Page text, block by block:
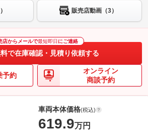
販売店動画（3）
店からメールで最短即日 にご連絡
で在庫確認・見積り依頼する
予約
オンライン
商談予約
車両本体価格(税込)
619.9万円